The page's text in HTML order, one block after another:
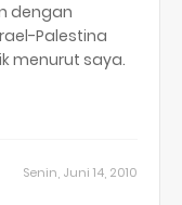
dengan
Palestina
menurut saya.
Senin, Juni 14, 2010